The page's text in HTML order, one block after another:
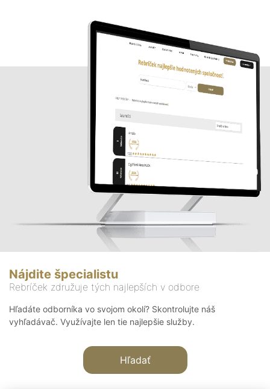
Nájdite špecialistu
Rebríček združuje tých najlepších v odbore
Hľadáte odborníka vo svojom okolí? Skontrolujte náš
vyhľadávač. Využívajte len tie najlepšie služby.
Hľadať